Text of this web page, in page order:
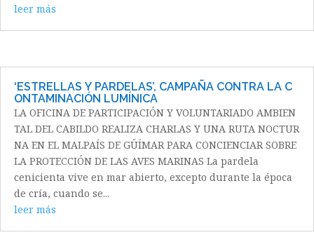
leer más
‘ESTRELLAS Y PARDELAS’, CAMPAÑA CONTRA LA C
ONTAMINACIÓN LUMÍNICA
LA OFICINA DE PARTICIPACIÓN Y VOLUNTARIADO AMBIEN
TAL DEL CABILDO REALIZA CHARLAS Y UNA RUTA NOCTUR
NA EN EL MALPAÍS DE GÜÍMAR PARA CONCIENCIAR SOBRE
LA PROTECCIÓN DE LAS AVES MARINAS La pardela
cenicienta vive en mar abierto, excepto durante la época
de cría, cuando se...
leer más